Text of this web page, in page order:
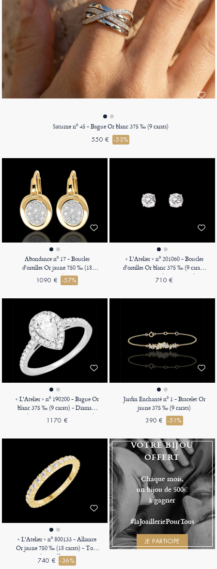
Saturne nº 45 - Bague Or blanc 375 ‰ (9 carats)
550 € -53%
Abondance nº 17 - Boucles
d'oreilles Or jaune 750 ‰ (18
carats)
1090 € -57%
« L'Atelier » nº 201060 - Boucles
d'oreilles Or blanc 375 ‰ (9 carats)
- Diamant synthétique Rond 0.3
carat (2 X)
710 €
« L'Atelier » nº 190200 - Bague Or
blanc 375 ‰ (9 carats) - Diamant
synthétique Poire 0.5 carat - Halo
Diamant synthétique - Sertissage
1170 €
Jardin Enchanté nº 1 - Bracelet Or
jaune 375 ‰ (9 carats)
390 € -51%
« L'Atelier » nº 800133 - Alliance
Or jaune 750 ‰ (18 carats) - Tour
complet Griffes Diamant
synthétique 0.46 carat
740 € -36%
VOTRE BIJOU
OFFERT
Chaque mois,
un bijou de 500€
à gagner
#laJoailleriePourTous
JE PARTICIPE